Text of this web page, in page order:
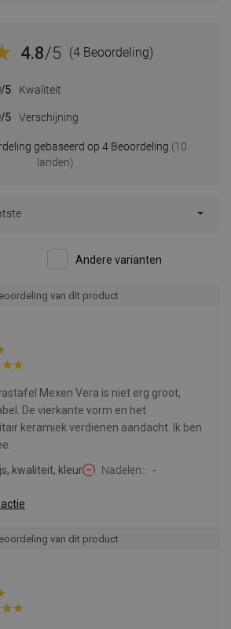
4.8/5 (4 Beoordeling)
gebaseerd op 4 Beoordeling (10
landen)
/5 Kwaliteit
/5 Verschijning
Andere varianten
van dit product
Mexen Vera is niet erg groot,
De vierkante vorm en het
keramiek verdienen aandacht. Ik ben
kwaliteit, kleur Nadelen: -
van dit product